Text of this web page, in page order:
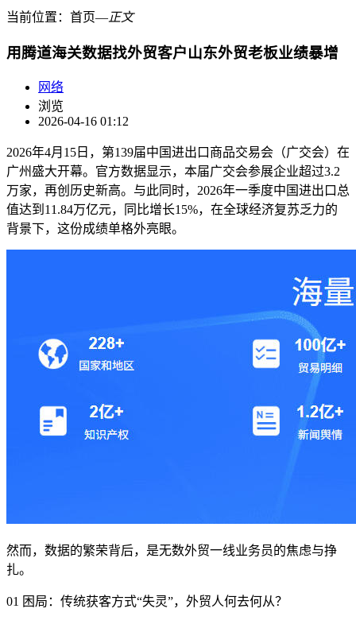
当前位置： 首页―正文
用腾道海关数据找外贸客户山东外贸老板业绩暴增
网络
浏览
2026-04-16 01:12
2026年4月15日，第139届中国进出口商品交易会（广交会）在
广州盛大开幕。官方数据显示，本届广交会参展企业超过3.2
万家，再创历史新高。与此同时，2026年一季度中国进出口总
值达到11.84万亿元，同比增长15%，在全球经济复苏乏力的
背景下，这份成绩单格外亮眼。
然而，数据的繁荣背后，是无数外贸一线业务员的焦虑与挣
扎。
01 困局：传统获客方式“失灵”，外贸人何去何从？